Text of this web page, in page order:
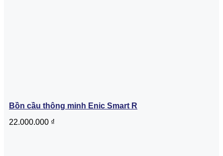
Bồn cầu thông minh Enic Smart R
22.000.000 ₫